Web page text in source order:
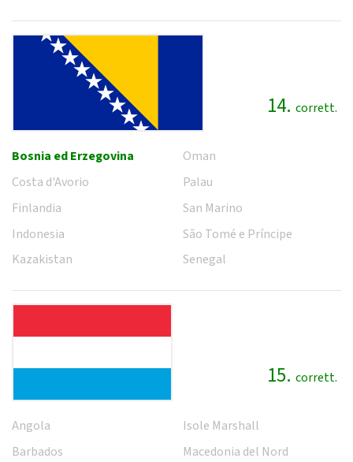
14. corrett.
Bosnia ed Erzegovina
Costa d'Avorio
Finlandia
Indonesia
Kazakistan
Oman
Palau
San Marino
São Tomé e Príncipe
Senegal
15. corrett.
Angola
Barbados
Isole Marshall
Macedonia del Nord